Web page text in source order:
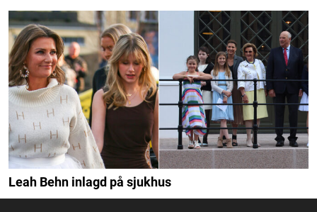
Leah Behn inlagd på sjukhus